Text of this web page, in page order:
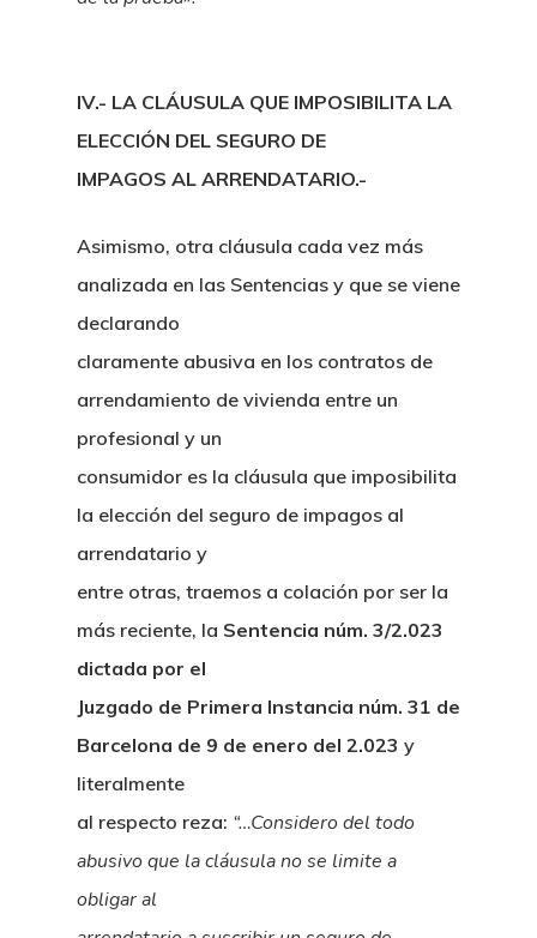
IV.- LA CLÁUSULA QUE IMPOSIBILITA LA
ELECCIÓN DEL SEGURO DE
IMPAGOS AL ARRENDATARIO.-
Asimismo, otra cláusula cada vez más
analizada en las Sentencias y que se viene
declarando
claramente abusiva en los contratos de
arrendamiento de vivienda entre un
profesional y un
consumidor es la cláusula que imposibilita
la elección del seguro de impagos al
arrendatario y
entre otras, traemos a colación por ser la
más reciente, la Sentencia núm. 3/2.023
dictada por el
Juzgado de Primera Instancia núm. 31 de
Barcelona de 9 de enero del 2.023 y
literalmente
al respecto reza: “…Considero del todo
abusivo que la cláusula no se limite a
obligar al